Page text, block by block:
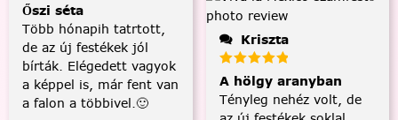
Őszi séta
Több hónapih tatrtott,
de az új festékek jól
bírták. Elégedett vagyok
a képpel is, már fent van
a falon a többivel.🙂
Kriszta
A hölgy aranyban
Tényleg nehéz volt, de